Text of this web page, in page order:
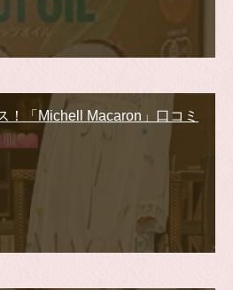
！「Michell Macaron」口コミ